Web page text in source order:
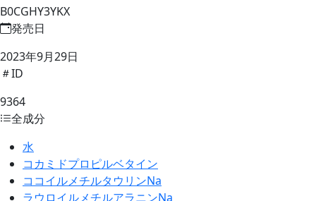
B0CGHY3YKX
発売日
2023年9月29日
ID
9364
全成分
水
コカミドプロピルベタイン
ココイルメチルタウリンNa
ラウロイルメチルアラニンNa